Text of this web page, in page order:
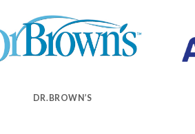
DR.BROWN’S